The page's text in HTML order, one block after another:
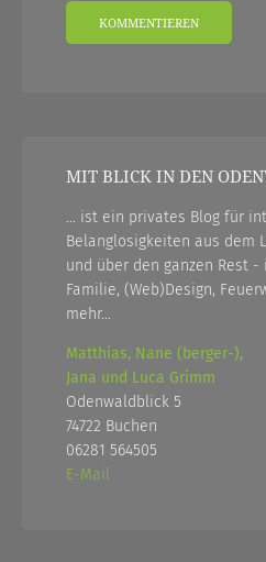
MIT BLICK IN DEN
... ist ein privates Blog für
Belanglosigkeiten aus dem
und über den ganzen Rest -
Familie, (Web)Design,
mehr...
Matthias, Nane (berger-),
Jana und Luca Grimm
Odenwaldblick 5
74722 Buchen
06281 564505
E-Mail